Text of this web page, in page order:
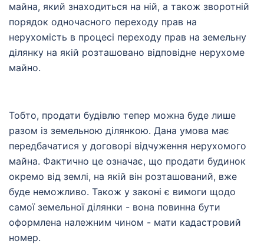
майна, який знаходиться на ній, а також зворотній
порядок одночасного переходу прав на
нерухомість в процесі переходу прав на земельну
ділянку на якій розташовано відповідне нерухоме
майно.
Тобто, продати будівлю тепер можна буде лише
разом із земельною ділянкою. Дана умова має
передбачатися у договорі відчуження нерухомого
майна. Фактично це означає, що продати будинок
окремо від землі, на якій він розташований, вже
буде неможливо. Також у законі є вимоги щодо
самої земельної ділянки - вона повинна бути
оформлена належним чином - мати кадастровий
номер.